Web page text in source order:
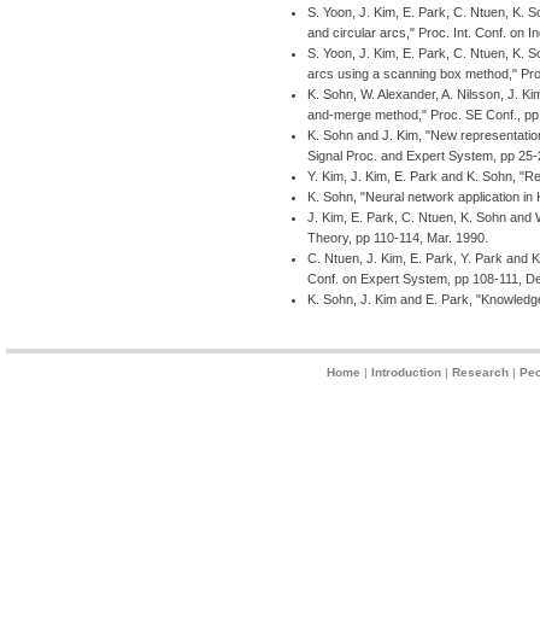
S. Yoon, J. Kim, E. Park, C. Ntuen, K.
and circular arcs," Proc. Int. Conf. on
S. Yoon, J. Kim, E. Park, C. Ntuen, K.
arcs using a scanning box method,"
K. Sohn, W. Alexander, A. Nilsson, J.
and-merge method," Proc. SE Conf.,
K. Sohn and J. Kim, "New
Signal Proc. and Expert System, pp
Y. Kim, J. Kim, E. Park and K. Sohn,
K. Sohn, "Neural network application
J. Kim, E. Park, C. Ntuen, K. Sohn
Theory, pp 110-114, Mar. 1990.
C. Ntuen, J. Kim, E. Park, Y. Park and
Conf. on Expert System, pp 108-111,
K. Sohn, J. Kim and E. Park,
Home | Introduction| Research|